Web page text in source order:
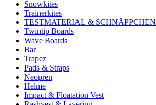
Snowkites
Trainerkites
TESTMATERIAL & SCHNÄPPCHEN
Twintip Boards
Wave Boards
Bar
Trapez
Pads & Straps
Neopren
Helme
Impact & Floatation Vest